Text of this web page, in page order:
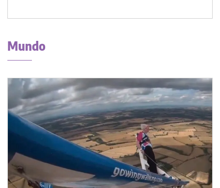
Mundo